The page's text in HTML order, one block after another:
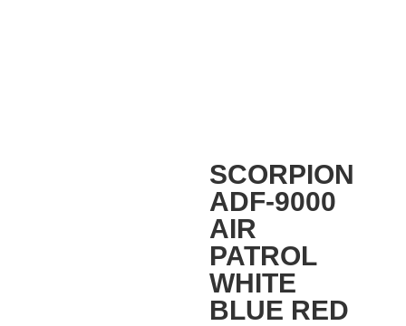
SCORPION
ADF-9000
AIR
PATROL
WHITE
BLUE RED